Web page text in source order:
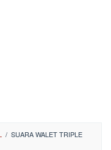
/ SUARA WALET TRIPLE